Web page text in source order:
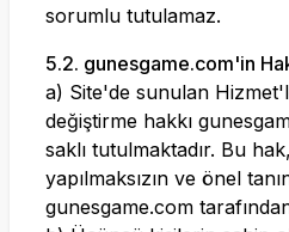
sorumlu tutulamaz.
5.2. gunesgame.com'in
a) Site'de sunulan
değiştirme hakkı
saklı tutulmaktadır. Bu
yapılmaksızın ve önel
gunesgame.com